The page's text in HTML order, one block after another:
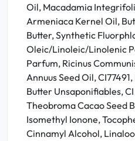
Oil, Macadamia
Armeniaca Kernel Oil,
Butter, Synthetic
Oleic/Linoleic/Linolenic
Parfum, Ricinus
Annuus Seed Oil,
Butter Unsaponifiables,
Theobroma Cacao Seed
Isomethyl Ionone,
Cinnamyl Alcohol,